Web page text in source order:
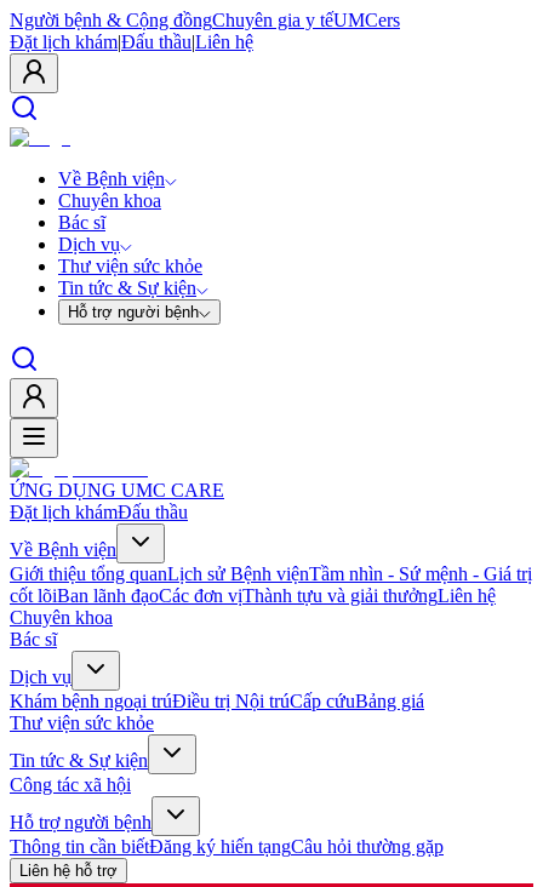
Người bệnh & Cộng đồngChuyên gia y tếUMCers
Đặt lịch khám|Đấu thầu|Liên hệ
Về Bệnh viện
Chuyên khoa
Bác sĩ
Dịch vụ
Thư viện sức khỏe
Tin tức & Sự kiện
Hỗ trợ người bệnh
ỨNG DỤNG UMC CARE
Đặt lịch khámĐấu thầu
Về Bệnh viện
Giới thiệu tổng quanLịch sử Bệnh việnTầm nhìn - Sứ mệnh - Giá trị
cốt lõiBan lãnh đạoCác đơn vịThành tựu và giải thưởngLiên hệ
Chuyên khoa
Bác sĩ
Dịch vụ
Khám bệnh ngoại trúĐiều trị Nội trúCấp cứuBảng giá
Thư viện sức khỏe
Tin tức & Sự kiện
Công tác xã hội
Hỗ trợ người bệnh
Thông tin cần biếtĐăng ký hiến tạngCâu hỏi thường gặp
Liên hệ hỗ trợ